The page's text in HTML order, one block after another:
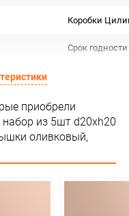
Коробки
Срок
Для декора
Не подлежит
1
приобрели
из 5шт d20хh20
оливковый,